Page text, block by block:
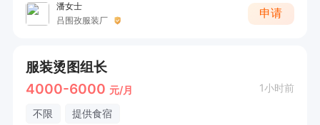
潘女士
吕围孜服装厂
申请
服装烫图组长
4000-6000 元/月 1小时前
不限 提供食宿